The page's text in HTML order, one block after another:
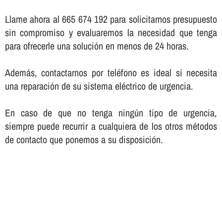
Llame ahora al 665 674 192 para solicitarnos presupuesto
sin compromiso y evaluaremos la necesidad que tenga
para ofrecerle una solución en menos de 24 horas.
Además, contactarnos por teléfono es ideal si necesita
una reparación de su sistema eléctrico de urgencia.
En caso de que no tenga ningún tipo de urgencia,
siempre puede recurrir a cualquiera de los otros métodos
de contacto que ponemos a su disposición.